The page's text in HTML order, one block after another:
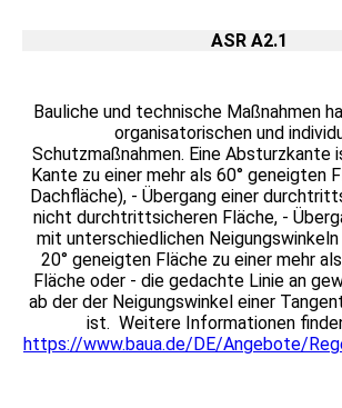
ASR A2.1
Bauliche und technische Maßnahmen
organisatorischen und
Schutzmaßnahmen. Eine Absturzkante
Kante zu einer mehr als 60° geneigten
Dachfläche), - Übergang einer
nicht durchtrittsicheren Fläche, -
mit unterschiedlichen Neigungswinkeln
20° geneigten Fläche zu einer mehr
Fläche oder - die gedachte Linie an
ab der der Neigungswinkel einer
ist. Weitere Informationen
https://www.baua.de/DE/Angebote/